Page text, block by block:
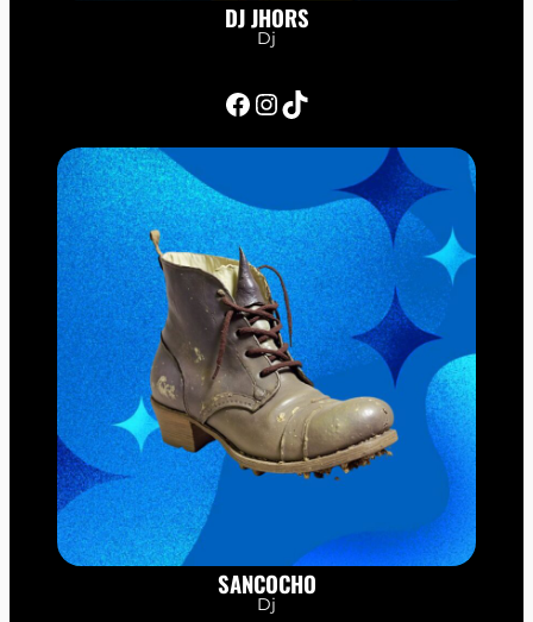
DJ JHORS
Dj
Facebook InstagramTikTok
SANCOCHO
Dj